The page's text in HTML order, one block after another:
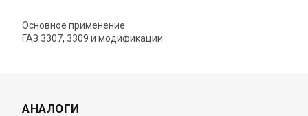
Основное применение:
ГАЗ 3307, 3309 и модификации
АНАЛОГИ